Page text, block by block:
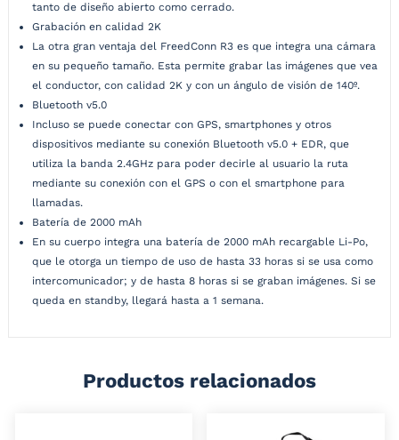
tanto de diseño abierto como cerrado.
Grabación en calidad 2K
La otra gran ventaja del FreedConn R3 es que integra una cámara
en su pequeño tamaño. Esta permite grabar las imágenes que vea
el conductor, con calidad 2K y con un ángulo de visión de 140º.
Bluetooth v5.0
Incluso se puede conectar con GPS, smartphones y otros
dispositivos mediante su conexión Bluetooth v5.0 + EDR, que
utiliza la banda 2.4GHz para poder decirle al usuario la ruta
mediante su conexión con el GPS o con el smartphone para
llamadas.
Batería de 2000 mAh
En su cuerpo integra una batería de 2000 mAh recargable Li-Po,
que le otorga un tiempo de uso de hasta 33 horas si se usa como
intercomunicador; y de hasta 8 horas si se graban imágenes. Si se
queda en standby, llegará hasta a 1 semana.
Productos relacionados